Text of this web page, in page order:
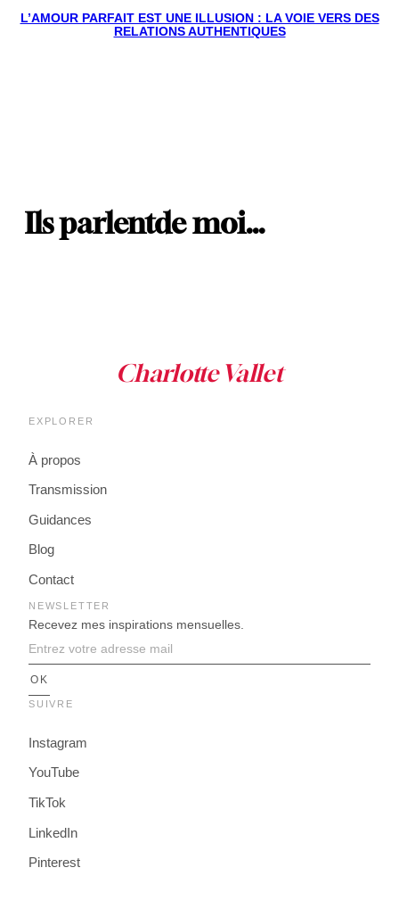
L’AMOUR PARFAIT EST UNE ILLUSION : LA VOIE VERS DES
RELATIONS AUTHENTIQUES
Ils parlentde moi…
EXPLORER
À propos
Transmission
Guidances
Blog
Contact
NEWSLETTER
Recevez mes inspirations mensuelles.
SUIVRE
Instagram
YouTube
TikTok
LinkedIn
Pinterest